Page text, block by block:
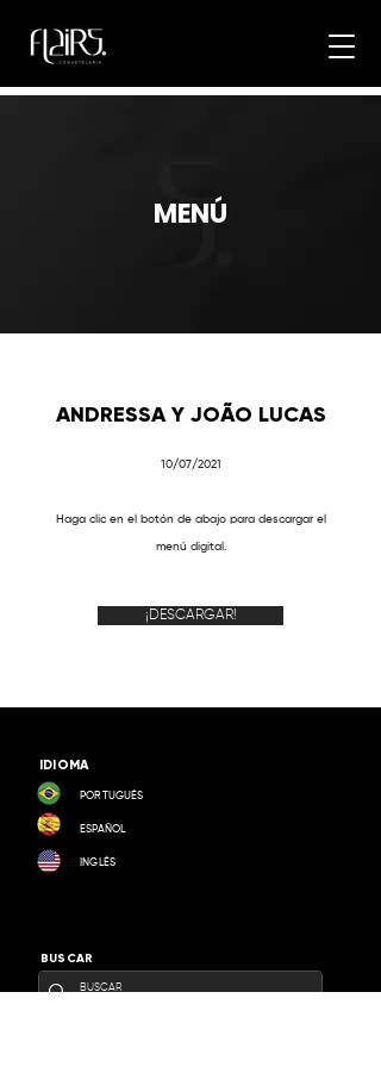
MENÚ
ANDRESSA Y JOÃO LUCAS
10/07/2021
Haga clic en el botón de abajo para descargar el
menú digital.
¡DESCARGAR!
IDIOMA
PORTUGUÉS
ESPAÑOL
INGLÉS
BUSCAR